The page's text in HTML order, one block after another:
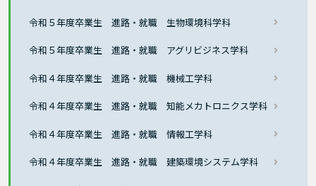
令和５年度卒業生 進路・就職 生物環境科学科
令和５年度卒業生 進路・就職 アグリビジネス学科
令和４年度卒業生 進路・就職 機械工学科
令和４年度卒業生 進路・就職 知能メカトロニクス学科
令和４年度卒業生 進路・就職 情報工学科
令和４年度卒業生 進路・就職 建築環境システム学科